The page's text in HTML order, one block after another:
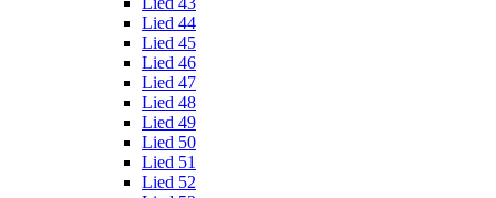
Lied 44
Lied 45
Lied 46
Lied 47
Lied 48
Lied 49
Lied 50
Lied 51
Lied 52